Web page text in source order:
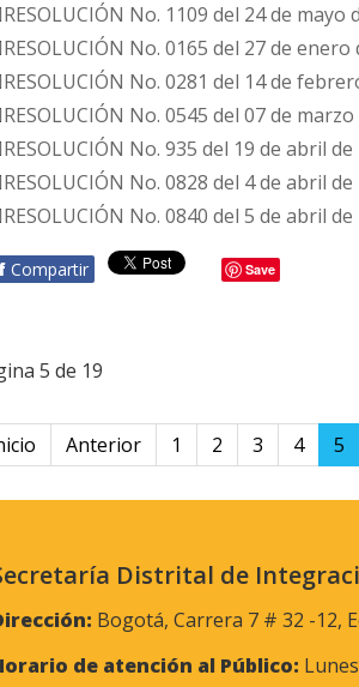
RESOLUCIÓN No. 1109 del 24 de mayo
RESOLUCIÓN No. 0165 del 27 de enero
RESOLUCIÓN No. 0281 del 14 de
RESOLUCIÓN No. 0545 del 07 de
RESOLUCIÓN No. 935 del 19 de abril de
RESOLUCIÓN No. 0828 del 4 de abril de
RESOLUCIÓN No. 0840 del 5 de abril de
f Compartir Save
5 de 19
Anterior 1 2 3 4 5
Distrital de
Bogotá, Carrera 7 # 32 -12,
de atención al Público: